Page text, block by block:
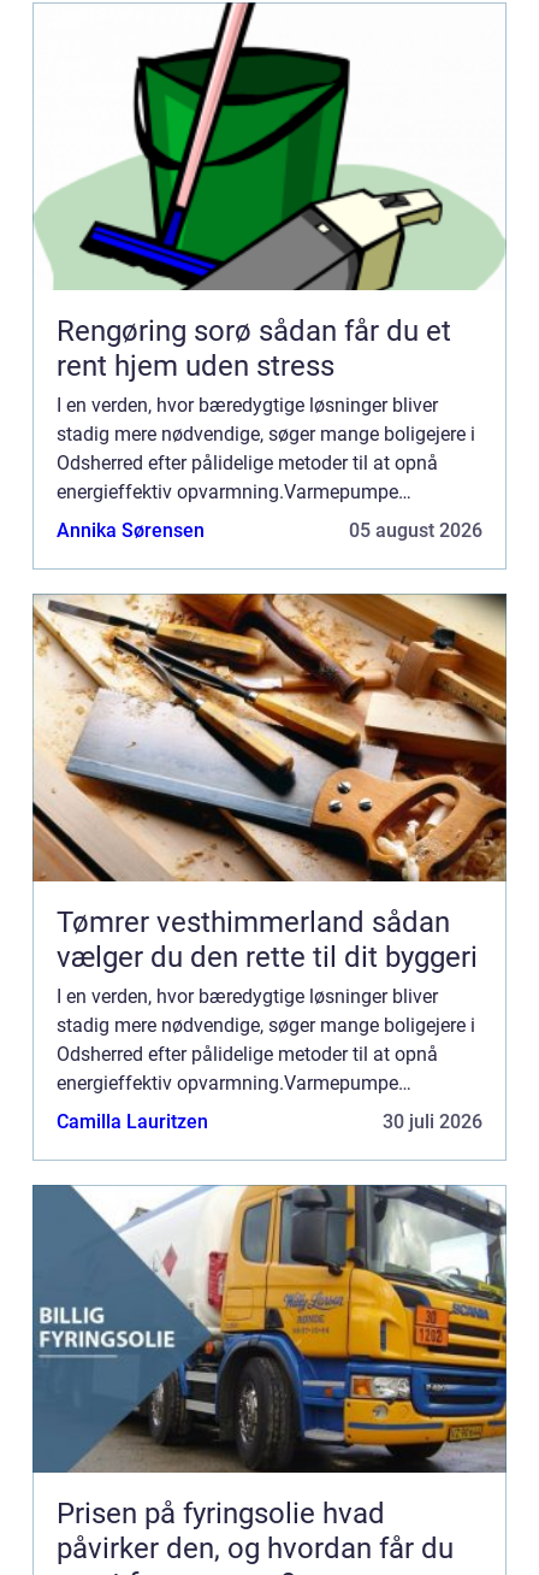
Rengøring sorø sådan får du et
rent hjem uden stress
I en verden, hvor bæredygtige løsninger bliver
stadig mere nødvendige, søger mange boligejere i
Odsherred efter pålidelige metoder til at opnå
energieffektiv opvarmning.Varmepumpe
Odsherred repræsenterer e...
Annika Sørensen 05 august 2026
Tømrer vesthimmerland sådan
vælger du den rette til dit byggeri
I en verden, hvor bæredygtige løsninger bliver
stadig mere nødvendige, søger mange boligejere i
Odsherred efter pålidelige metoder til at opnå
energieffektiv opvarmning.Varmepumpe
Odsherred repræsenterer e...
Camilla Lauritzen 30 juli 2026
Prisen på fyringsolie hvad
påvirker den, og hvordan får du